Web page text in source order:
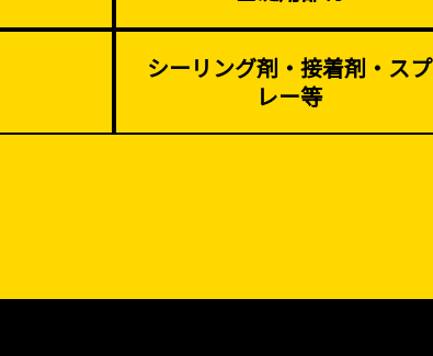
シーリング剤・接着剤・スプ
レー等